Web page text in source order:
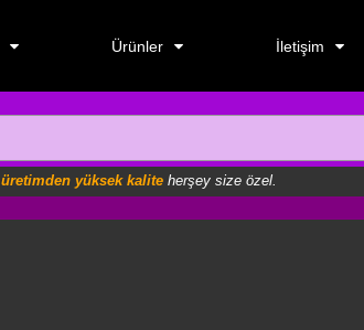
Ürünler İletişim
üretimden yüksek kalite herşey size özel.